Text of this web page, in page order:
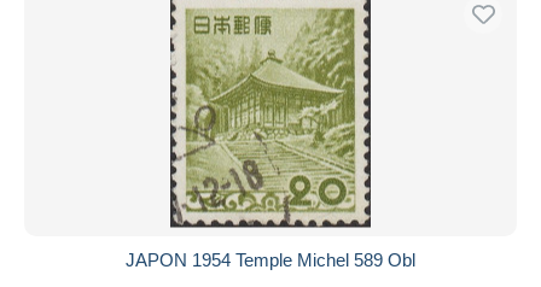
JAPON 1954 Temple Michel 589 Obl